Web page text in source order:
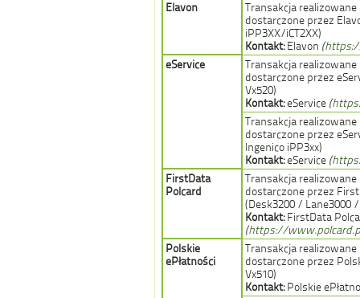
Elavon
Transakcja
dostarczone przez
iPP3XX/iCT2XX)
Kontakt:Elavon (
eService
Transakcja
dostarczone przez
Vx520)
Kontakt:eService (
Transakcja
dostarczone przez
Ingenico iPP3xx)
Kontakt:eService (
FirstData
Polcard
Transakcja
dostarczone przez
(Desk3200 / Lane3000
Kontakt:FirstData
(https://
Polskie
ePłatności
Transakcja
dostarczone przez
Vx510)
Kontakt:Polskie